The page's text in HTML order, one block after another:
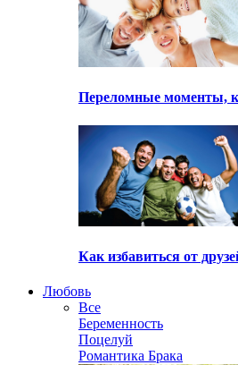
Переломные моменты,
Как избавиться от
Любовь
Все
Беременность
Поцелуй
Романтика Брака